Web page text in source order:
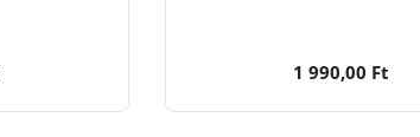
1 990,00 Ft